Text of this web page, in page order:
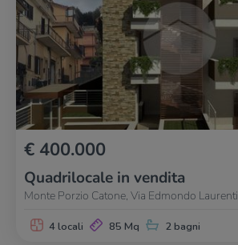
€ 400.000
Quadrilocale in vendita
Monte Porzio Catone, Via Edmondo Laurenti
4 locali 85 Mq 2 bagni